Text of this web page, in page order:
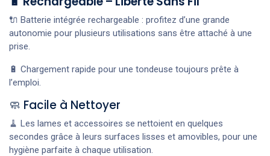
🔌 Batterie intégrée rechargeable : profitez d’une grande
autonomie pour plusieurs utilisations sans être attaché à une
prise.
🔋 Chargement rapide pour une tondeuse toujours prête à
l’emploi.
🧼 Facile à Nettoyer
🧹 Les lames et accessoires se nettoient en quelques
secondes grâce à leurs surfaces lisses et amovibles, pour une
hygiène parfaite à chaque utilisation.